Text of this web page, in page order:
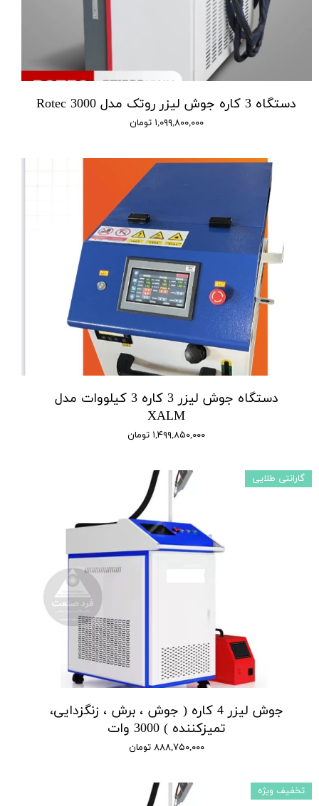
دستگاه 3 کاره جوش لیزر روتک مدل 3000 Rotec
۱,۰۹۹,۸۰۰,۰۰۰ تومان
دستگاه جوش لیزر 3 کاره 3 کیلووات مدل
XALM
۱,۴۹۹,۸۵۰,۰۰۰ تومان
جوش لیزر 4 کاره ( جوش ، برش ، زنگزدایی،
تمیزکننده ) 3000 وات
۸۸۸,۷۵۰,۰۰۰ تومان
گارانتی طلایی
تخفیف ویژه